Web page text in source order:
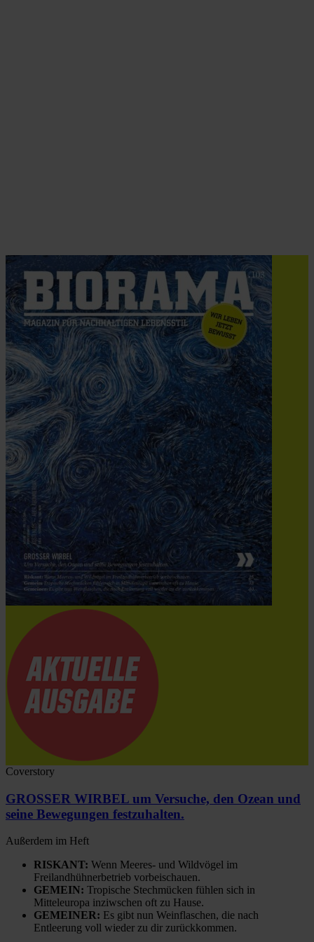
Coverstory
GROSSER WIRBEL um Versuche, den Ozean und
seine Bewegungen festzuhalten.
Außerdem im Heft
RISKANT: Wenn Meeres- und Wildvögel im
Freilandhühnerbetrieb vorbeischauen.
GEMEIN: Tropische Stechmücken fühlen sich in
Mitteleuropa inziwschen oft zu Hause.
GEMEINER: Es gibt nun Weinflaschen, die nach
Entleerung voll wieder zu dir zurückkommen.